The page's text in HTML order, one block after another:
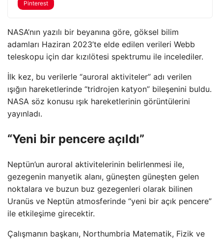
Pinterest
NASA’nın yazılı bir beyanına göre, göksel bilim
adamları Haziran 2023’te elde edilen verileri Webb
teleskopu için dar kızılötesi spektrumu ile incelediler.
İlk kez, bu verilerle “auroral aktiviteler” adı verilen
ışığın hareketlerinde “tridrojen katyon” bileşenini buldu.
NASA söz konusu ışık hareketlerinin görüntülerini
yayınladı.
“Yeni bir pencere açıldı”
Neptün’un auroral aktivitelerinin belirlenmesi ile,
gezegenin manyetik alanı, güneşten güneşten gelen
noktalara ve buzun buz gezegenleri olarak bilinen
Uranüs ve Neptün atmosferinde “yeni bir açık pencere”
ile etkileşime girecektir.
Çalışmanın başkanı, Northumbria Matematik, Fizik ve